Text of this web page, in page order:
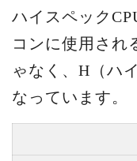
ハイスペック
コンに使用され
ゃなく、H（ハ
なっています。